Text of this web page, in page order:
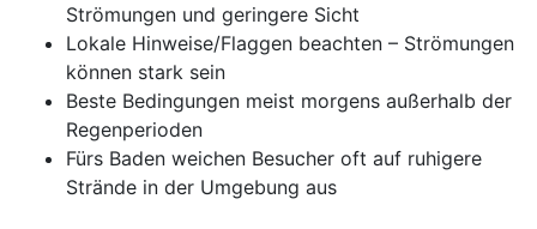
Strömungen und geringere Sicht
Lokale Hinweise/Flaggen beachten – Strömungen
können stark sein
Beste Bedingungen meist morgens außerhalb der
Regenperioden
Fürs Baden weichen Besucher oft auf ruhigere
Strände in der Umgebung aus